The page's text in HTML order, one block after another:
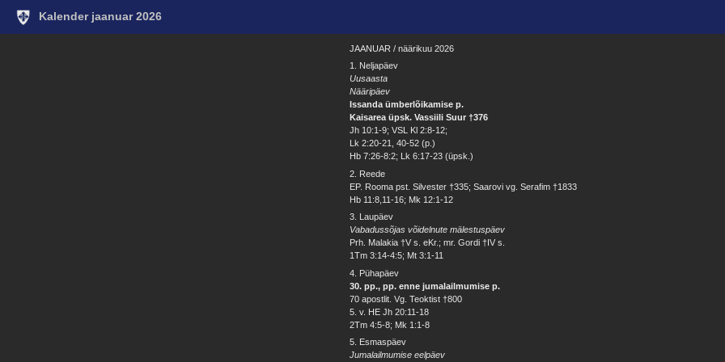
Kalender jaanuar 2026
JAANUAR / näärikuu 2026
1. Neljapäev
Uusaasta
Nääripäev
Issanda ümberlõikamise p.
Kaisarea üpsk. Vassiili Suur †376
Jh 10:1-9; VSL Kl 2:8-12;
Lk 2:20-21, 40-52 (p.)
Hb 7:26-8:2; Lk 6:17-23 (üpsk.)
2. Reede
EP. Rooma pst. Silvester †335; Saarovi vg. Serafim †1833
Hb 11:8,11-16; Mk 12:1-12
3. Laupäev
Vabadussõjas võidelnute mälestuspäev
Prh. Malakia †V s. eKr.; mr. Gordi †IV s.
1Tm 3:14-4:5; Mt 3:1-11
4. Pühapäev
30. pp., pp. enne jumalailmumise p.
70 apostlit. Vg. Teoktist †800
5. v. HE Jh 20:11-18
2Tm 4:5-8; Mk 1:1-8
5. Esmaspäev
Jumalailmumise eelpäev